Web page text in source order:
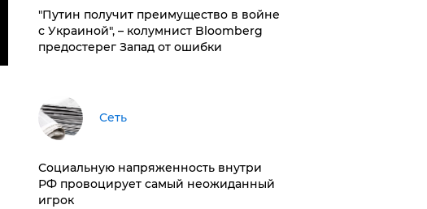
"Путин получит преимущество в войне
с Украиной", – колумнист Bloomberg
предостерег Запад от ошибки
Сеть
Социальную напряженность внутри
РФ провоцирует самый неожиданный
игрок